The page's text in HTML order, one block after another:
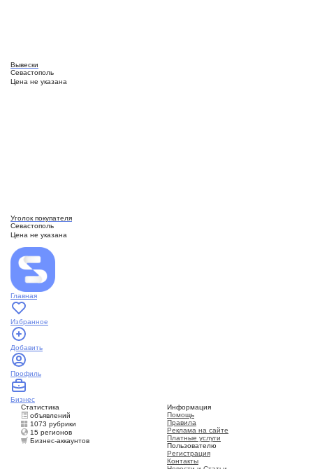
Вывески
Севастополь
Цена не указана
Уголок покупателя
Севастополь
Цена не указана
Главная
Избранное
Добавить
Профиль
Бизнес
Статистика
объявлений
1073 рубрики
15 регионов
Бизнес-аккаунтов
Информация
Помощь
Правила
Реклама на сайте
Платные услуги
Пользователю
Регистрация
Контакты